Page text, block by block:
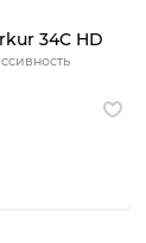
34C HD